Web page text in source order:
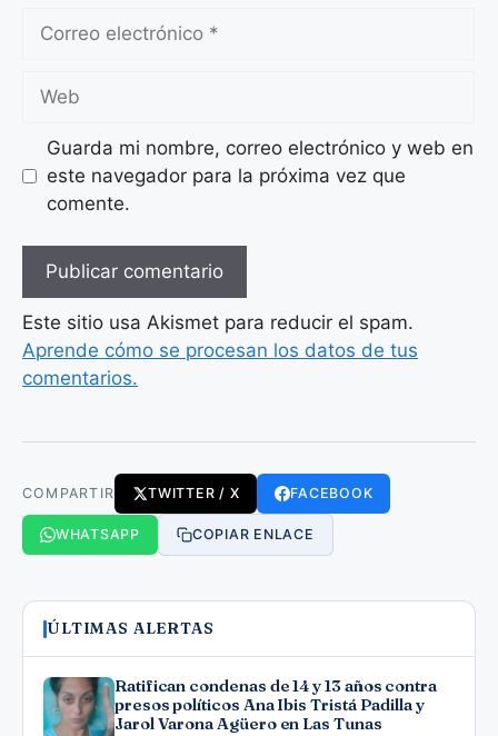
electrónico
Guarda mi nombre, correo electrónico y web en
este navegador para la próxima vez que
comente.
Este sitio usa Akismet para reducir el spam.
Aprende cómo se procesan los datos de tus
comentarios.
COMPARTIR TWITTER / X FACEBOOK
WHATSAPP COPIAR ENLACE
ÚLTIMAS ALERTAS
Ratifican condenas de 14 y 13 años contra
presos políticos Ana Ibis Tristá Padilla y
Jarol Varona Agüero en Las Tunas